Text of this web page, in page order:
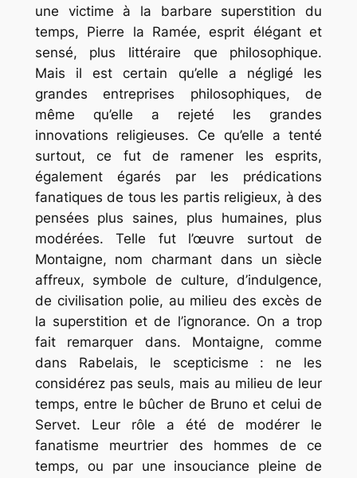
une victime à la barbare superstition du
temps, Pierre la Ramée, esprit élégant et
sensé, plus littéraire que philosophique.
Mais il est certain qu’elle a négligé les
grandes entreprises philosophiques, de
même qu’elle a rejeté les grandes
innovations religieuses. Ce qu’elle a tenté
surtout, ce fut de ramener les esprits,
également égarés par les prédications
fanatiques de tous les partis religieux, à des
pensées plus saines, plus humaines, plus
modérées. Telle fut l’œuvre surtout de
Montaigne, nom charmant dans un siècle
affreux, symbole de culture, d’indulgence,
de civilisation polie, au milieu des excès de
la superstition et de l’ignorance. On a trop
fait remarquer dans. Montaigne, comme
dans Rabelais, le scepticisme : ne les
considérez pas seuls, mais au milieu de leur
temps, entre le bûcher de Bruno et celui de
Servet. Leur rôle a été de modérer le
fanatisme meurtrier des hommes de ce
temps, ou par une insouciance pleine de